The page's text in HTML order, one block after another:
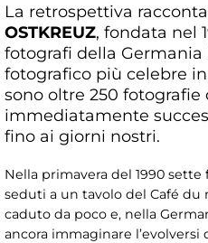
La retrospettiva
OSTKREUZ, fondata nel
fotografi della
fotografico più celebre
sono oltre 250 fotografie
immediatamente
fino ai giorni nostri.
Nella primavera del 1990
seduti a un tavolo del Café du
caduto da poco e, nella
ancora immaginare